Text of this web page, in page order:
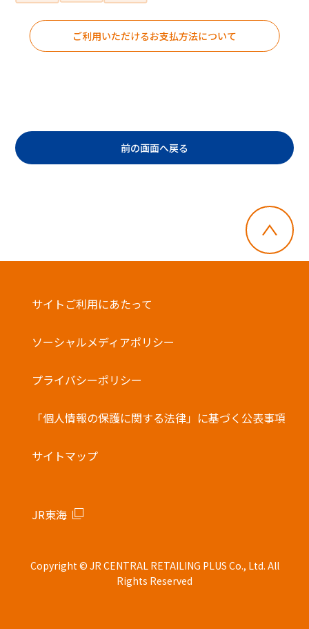
ご利用いただけるお支払方法について
前の画面へ戻る
ドのご購入にはご利用いただけません。
・一度に複数枚のご利用はできません。
バーコード決済
サイトご利用にあたって
ソーシャルメディアポリシー
プライバシーポリシー
「個人情報の保護に関する法律」に基づく公表事項
サイトマップ
JR東海
Copyright © JR CENTRAL RETAILING PLUS Co., Ltd. All
Rights Reserved